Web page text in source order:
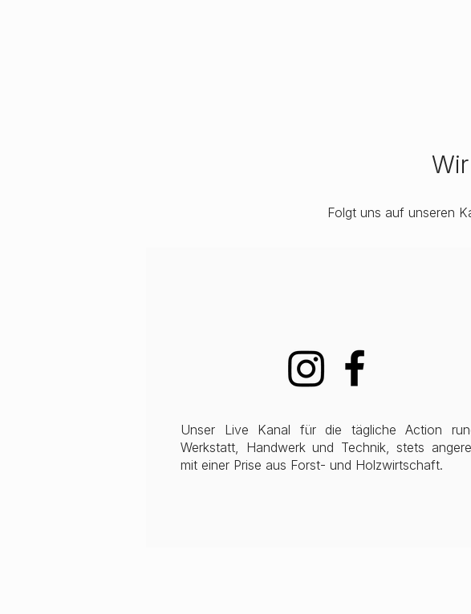
Folgt uns auf unseren
Unser Live Kanal für die tägliche Action
Werkstatt, Handwerk und Technik, stets
mit einer Prise aus Forst- und Holzwirtschaft.